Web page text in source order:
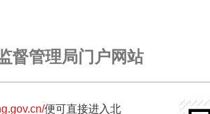
督管理局门户网站
便可直接进入北